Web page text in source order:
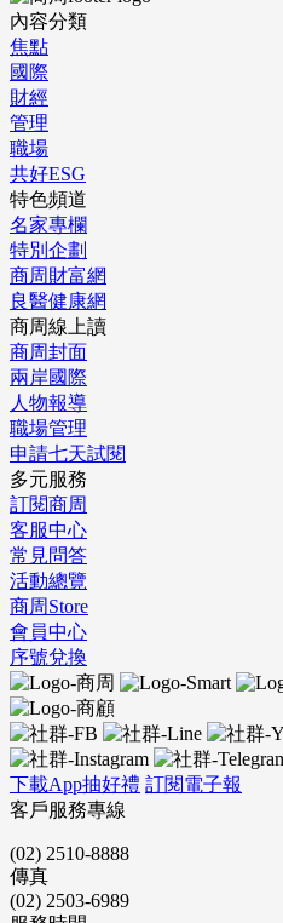
內容分類
焦點
國際
財經
管理
職場
共好ESG
特色頻道
名家專欄
特別企劃
商周財富網
良醫健康網
商周線上讀
商周封面
兩岸國際
人物報導
職場管理
申請七天試閱
多元服務
訂閱商周
客服中心
常見問答
活動總覽
商周Store
會員中心
序號兌換
下載App抽好禮 訂閱電子報
客戶服務專線
(02) 2510-8888
傳真
(02) 2503-6989